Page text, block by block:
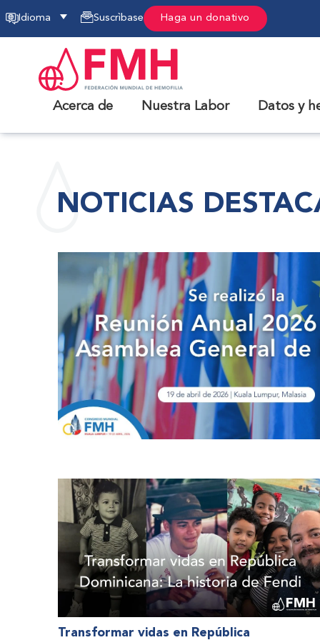
Idioma Suscrìbase Haga un donativo
Acerca de Nuestra Labor Datos y
NOTICIAS
Transformar vidas en República